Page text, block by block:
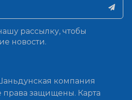
рассылку, чтобы
новости.
компания
права защищены.​​​​​​​ Карта